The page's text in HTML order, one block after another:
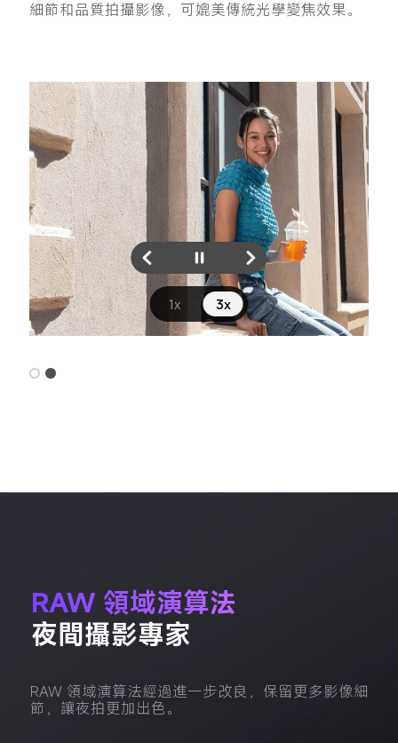
細節和品質拍攝影像，可媲美傳統光學變焦效果。
1x 3x
RAW 領域演算法
夜間攝影專家
RAW 領域演算法經過進一步改良，保留更多影像細
節，讓夜拍更加出色。